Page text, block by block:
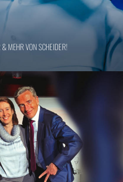
MEHR VON SCHEIDER!